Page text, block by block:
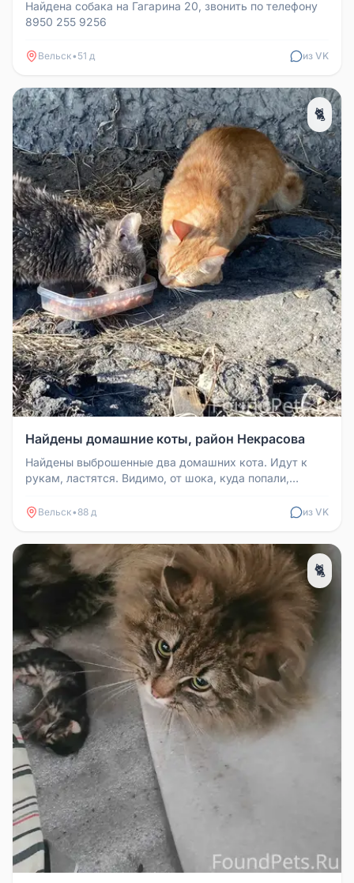
Найдена собака на Гагарина 20, звонить по телефону
8950 255 9256
Вельск• 51 д из VK
🐈
Найдены домашние коты, район Некрасова
Найдены выброшенные два домашних кота. Идут к
рукам, ластятся. Видимо, от шока, куда попали,
Вельск• 88 д из VK
🐈